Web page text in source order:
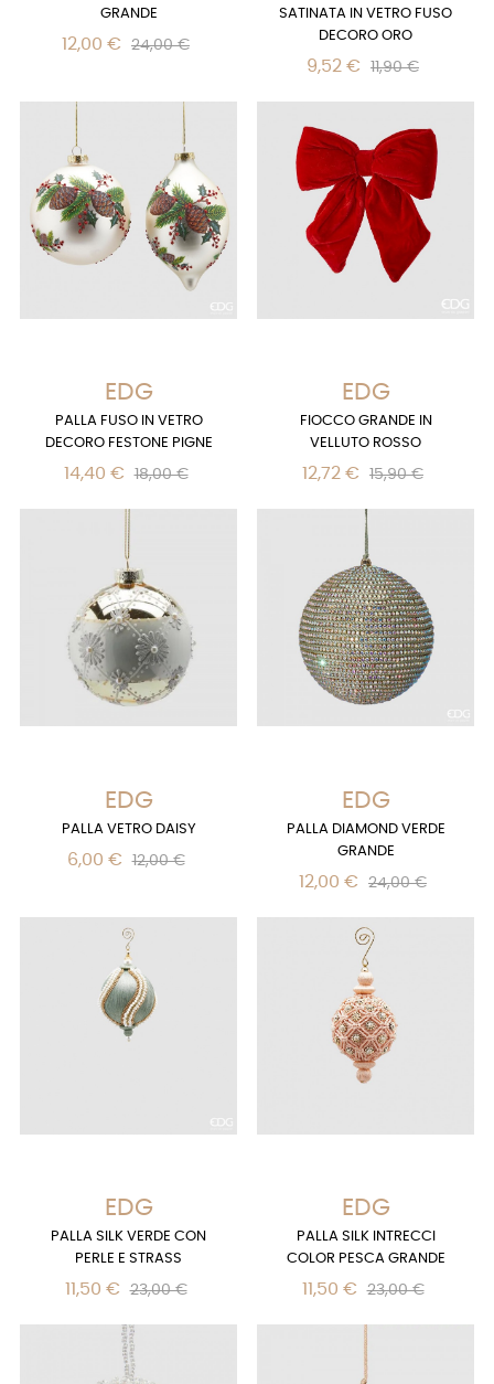
GRANDE
12,00 € 24,00 €
SATINATA IN VETRO FUSO
DECORO ORO
9,52 € 11,90 €
EDG
PALLA FUSO IN VETRO
DECORO FESTONE PIGNE
14,40 € 18,00 €
EDG
FIOCCO GRANDE IN
VELLUTO ROSSO
12,72 € 15,90 €
EDG
PALLA VETRO DAISY
6,00 € 12,00 €
EDG
PALLA DIAMOND VERDE
GRANDE
12,00 € 24,00 €
EDG
PALLA SILK VERDE CON
PERLE E STRASS
11,50 € 23,00 €
EDG
PALLA SILK INTRECCI
COLOR PESCA GRANDE
11,50 € 23,00 €